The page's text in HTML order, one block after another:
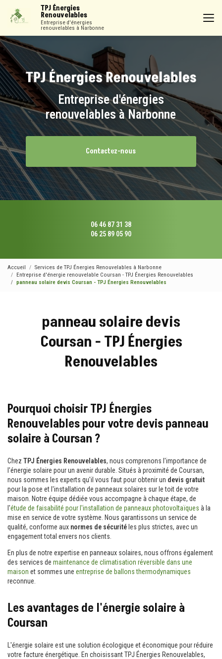
contenu
TPJ Énergies
Renouvelables
Entreprise d'énergies
renouvelables à Narbonne
Entreprise d'énergies
renouvelables à Narbonne
Contactez-nous
06 46 87 31 38
06 25 89 05 90
Accueil
Services de TPJ Énergies Renouvelables à Narbonne
Entreprise d'énergie renouvelable Coursan - TPJ Énergies Renouvelables
panneau solaire devis Coursan - TPJ Énergies Renouvelables
panneau solaire devis
Coursan - TPJ Énergies
Renouvelables
Pourquoi choisir TPJ Énergies
Renouvelables pour votre devis panneau
solaire à Coursan ?
Chez TPJ Énergies Renouvelables, nous comprenons l'importance de
l'énergie solaire pour un avenir durable. Situés à proximité de Coursan,
nous sommes les experts qu'il vous faut pour obtenir un devis gratuit
pour la pose et l'installation de panneaux solaires sur le toit de votre
maison. Notre équipe dédiée vous accompagne à chaque étape, de
l'étude de faisabilité pour l'installation de panneaux photovoltaïques à la
mise en service de votre système. Nous garantissons un service de
qualité, conforme aux normes de sécurité les plus strictes, avec un
engagement total envers nos clients.
En plus de notre expertise en panneaux solaires, nous offrons également
des services de maintenance de climatisation réversible dans une
maison et sommes une entreprise de ballons thermodynamiques
reconnue.
Les avantages de l'énergie solaire à
Coursan
L'énergie solaire est une solution écologique et économique pour réduire
votre facture énergétique. En choisissant TPJ Énergies Renouvelables,